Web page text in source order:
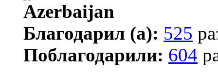
Благодарил (а): 525
Поблагодарили: 604